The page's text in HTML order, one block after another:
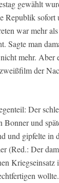
gewählt
Republik sofort
war mehr
Sagte man
mehr. Aber
der
Der
Bonner und
und gipfelte in
(Red.: Der